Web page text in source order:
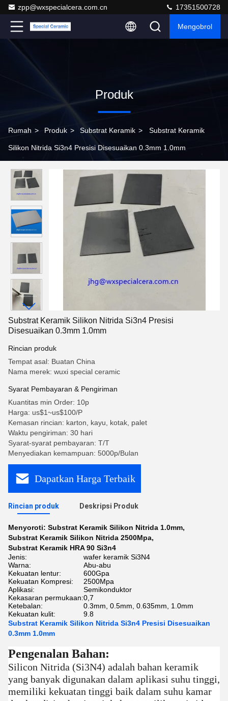
zpp@wxspecialcera.com.cn 17351500728
Mengobrol
Produk
Rumah > Produk > Substrat Keramik > Substrat Keramik
Silikon Nitrida Si3n4 Presisi Disesuaikan 0.3mm 1.0mm
Substrat Keramik Silikon Nitrida Si3n4 Presisi
Disesuaikan 0.3mm 1.0mm
Rincian produk
Tempat asal: Buatan China
Nama merek: wuxi special ceramic
Syarat Pembayaran & Pengiriman
Kuantitas min Order: 10p
Harga: us$1~us$100/P
Kemasan rincian: karton, kayu, kotak, palet
Waktu pengiriman: 30 hari
Syarat-syarat pembayaran: T/T
Menyediakan kemampuan: 5000p/Bulan
Dapatkan Harga Terbaik
Rincian produk Deskripsi Produk
Menyoroti: Substrat Keramik Silikon Nitrida 1.0mm,
Substrat Keramik Silikon Nitrida 2500Mpa,
Substrat Keramik HRA 90 Si3n4
Jenis:
wafer keramik Si3N4
Warna:
Abu-abu
Kekuatan lentur:
600Gpa
Kekuatan Kompresi:
2500Mpa
Aplikasi:
Semikonduktor
Kekasaran permukaan:0,7
Ketebalan:
0.3mm, 0.5mm, 0.635mm, 1.0mm
Kekuatan kulit:
9.8
Substrat Keramik Silikon Nitrida Si3n4 Presisi Disesuaikan
0.3mm 1.0mm
Pengenalan Bahan:
Silicon Nitrida (Si3N4) adalah bahan keramik
yang banyak digunakan dalam aplikasi suhu tinggi,
memiliki kekuatan tinggi baik dalam suhu kamar